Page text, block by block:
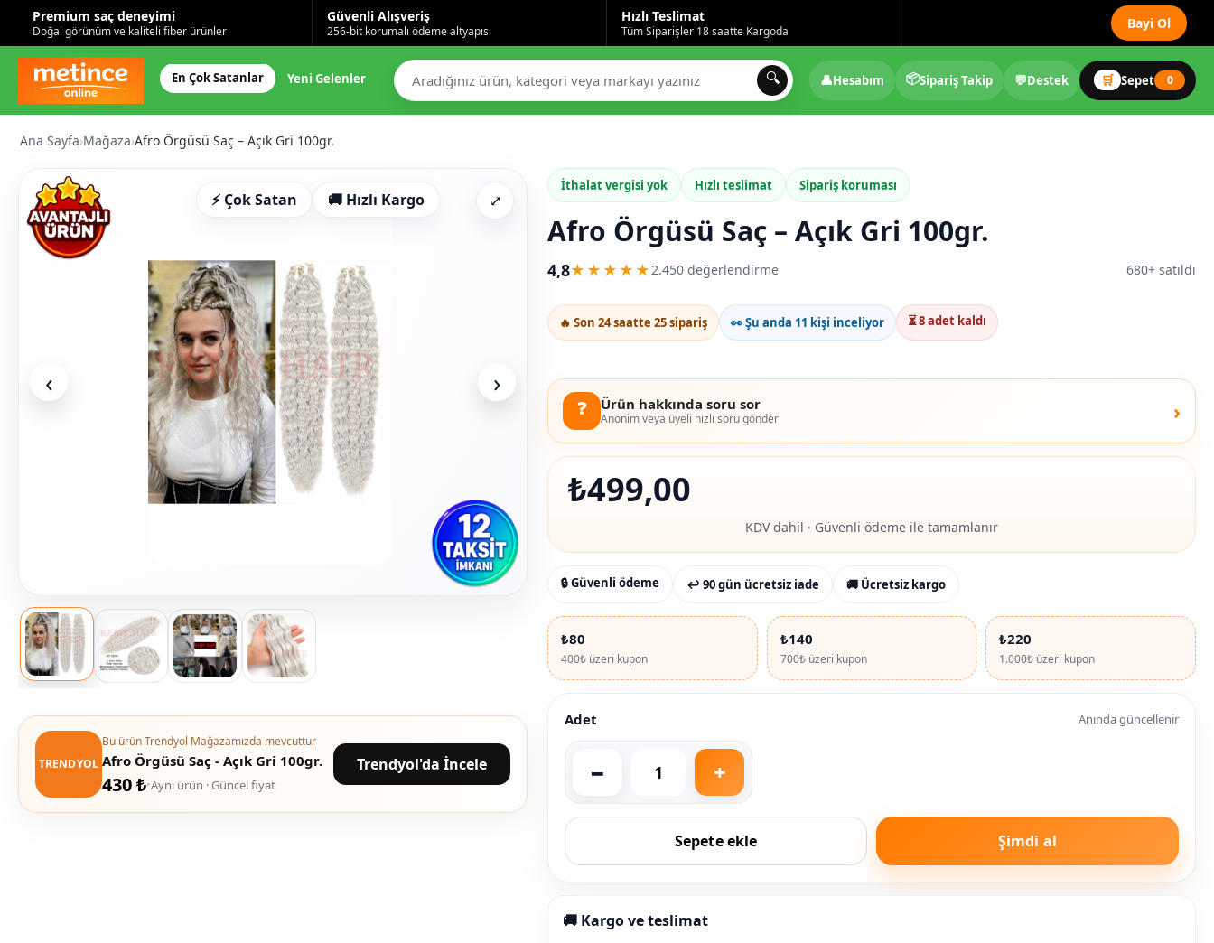
Premium saç deneyimi
Doğal görünüm ve kaliteli fiber ürünler
Güvenli Alışveriş
256-bit korumalı ödeme altyapısı
Hızlı Teslimat
Tüm Siparişler 18 saatte Kargoda Bayi Ol
En Çok Satanlar Yeni Gelenler 🔍 👤Hesabım 📦Sipariş Takip 💬Destek 🛒 Sepet 0
Ana Sayfa›Mağaza›Afro Örgüsü Saç – Açık Gri 100gr.
⚡ Çok Satan 🚚 Hızlı Kargo
‹ ›
⤢
TRENDYOL
Bu ürün Trendyol Mağazamızda mevcuttur
Afro Örgüsü Saç - Açık Gri 100gr.
430 ₺•Aynı ürün · Güncel fiyat
Trendyol'da İncele
İthalat vergisi yok Hızlı teslimat Sipariş koruması
Afro Örgüsü Saç – Açık Gri 100gr.
4,8★★★★★2.450 değerlendirme 680+ satıldı
🔥 Son 24 saatte 25 sipariş 👀 Şu anda 11 kişi inceliyor ⏳ 8 adet kaldı
❓ Ürün hakkında soru sor
Anonim veya üyeli hızlı soru gönder ›
₺499,00
KDV dahil · Güvenli ödeme ile tamamlanır
🔒 Güvenli ödeme ↩ 90 gün ücretsiz iade 🚚 Ücretsiz kargo
₺80
400₺ üzeri kupon
₺140
700₺ üzeri kupon
₺220
1.000₺ üzeri kupon
Adet Anında güncellenir
Sepete ekle Şimdi al
🚚 Kargo ve teslimat